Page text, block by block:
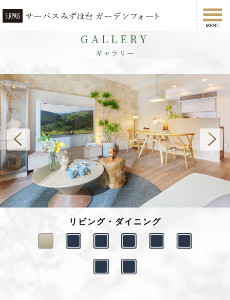
GALLERY
ギャラリー
リビング・ダイニング